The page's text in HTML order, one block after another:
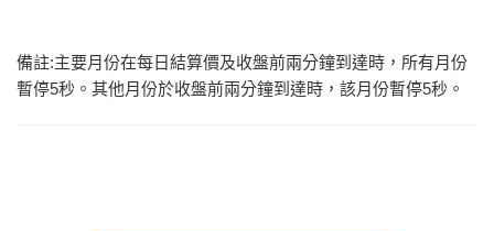
備註:主要月份在每日結算價及收盤前兩分鐘到達時，所有月份
暫停5秒。其他月份於收盤前兩分鐘到達時，該月份暫停5秒。